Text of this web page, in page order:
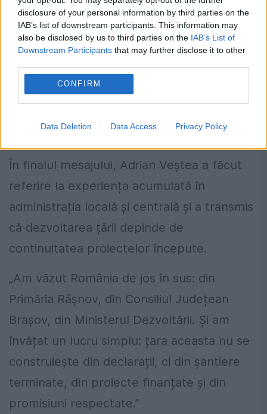
disclosure of your personal information by third parties on the
IAB’s list of downstream participants. This information may
also be disclosed by us to third parties on the IAB’s List of
Downstream Participants that may further disclose it to other
CONFIRM
Data Deletion Data Access Privacy Policy
județene, consilieri locali și județeni - care
duc, zi de zi, administrația acestei țări mai
aproape de oameni. Acești oameni au
nevoie, la centru, de un partid care nu îi
abandonează la jumătatea drumului.”
„România are nevoie de
În finalul mesajului, Adrian Veștea a făcut
referire la experiența acumulată în
administrația locală și centrală și a transmis
că dezvoltarea țării depinde de
continuitatea proiectelor începute.
„Am văzut România de jos în sus: din
Primăria Râșnov, din Consiliul Județean
Brașov, din Ministerul Dezvoltării. Și am
învățat un lucru simplu: țara aceasta nu se
construiește din declarații, ci din șantiere
terminate, din proiecte finanțate și din
promisiuni respectate.”